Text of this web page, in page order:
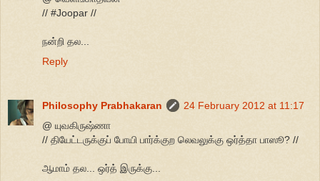
// #Joopar //
நன்றி தல...
Reply
Philosophy Prabhakaran
24 February 2012 at 11:17
@ யுவகிருஷ்ணா
// தியேட்டருக்குப் போயி பார்க்குற லெவலுக்கு ஒர்த்தா பாஸூ? //
ஆமாம் தல... ஒர்த் இருக்கு...